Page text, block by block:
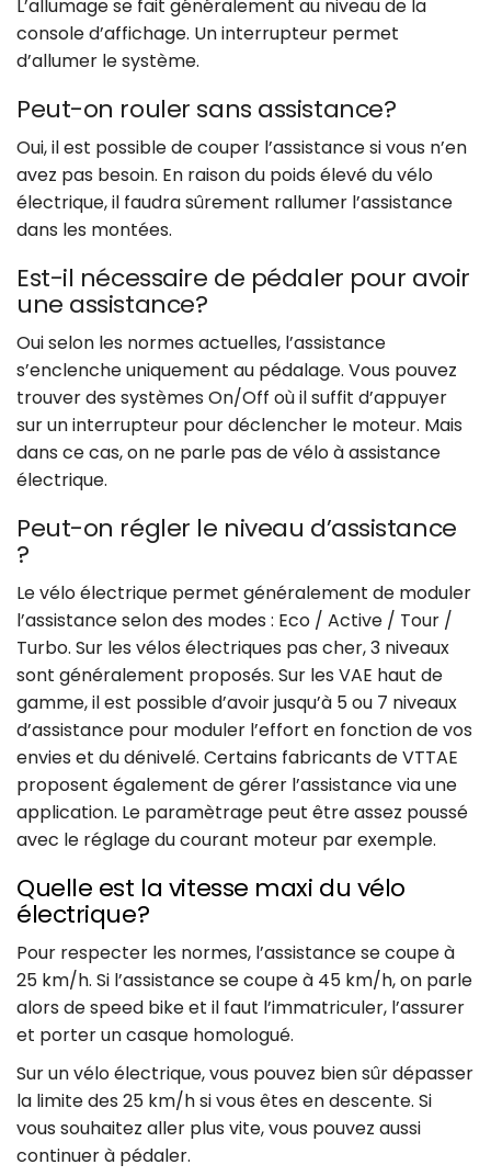
L’allumage se fait généralement au niveau de la
console d’affichage. Un interrupteur permet
d’allumer le système.
Peut-on rouler sans assistance?
Oui, il est possible de couper l’assistance si vous n’en
avez pas besoin. En raison du poids élevé du vélo
électrique, il faudra sûrement rallumer l’assistance
dans les montées.
Est-il nécessaire de pédaler pour avoir
une assistance?
Oui selon les normes actuelles, l’assistance
s’enclenche uniquement au pédalage. Vous pouvez
trouver des systèmes On/Off où il suffit d’appuyer
sur un interrupteur pour déclencher le moteur. Mais
dans ce cas, on ne parle pas de vélo à assistance
électrique.
Peut-on régler le niveau d’assistance
?
Le vélo électrique permet généralement de moduler
l’assistance selon des modes : Eco / Active / Tour /
Turbo. Sur les vélos électriques pas cher, 3 niveaux
sont généralement proposés. Sur les VAE haut de
gamme, il est possible d’avoir jusqu’à 5 ou 7 niveaux
d’assistance pour moduler l’effort en fonction de vos
envies et du dénivelé. Certains fabricants de VTTAE
proposent également de gérer l’assistance via une
application. Le paramètrage peut être assez poussé
avec le réglage du courant moteur par exemple.
Quelle est la vitesse maxi du vélo
électrique?
Pour respecter les normes, l’assistance se coupe à
25 km/h. Si l’assistance se coupe à 45 km/h, on parle
alors de speed bike et il faut l’immatriculer, l’assurer
et porter un casque homologué.
Sur un vélo électrique, vous pouvez bien sûr dépasser
la limite des 25 km/h si vous êtes en descente. Si
vous souhaitez aller plus vite, vous pouvez aussi
continuer à pédaler.